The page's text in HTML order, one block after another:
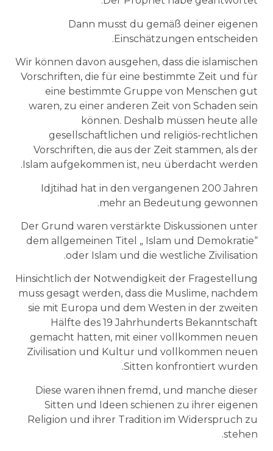
Dann musst du gemäß deiner eigenen
Einschätzungen entscheiden.
Wir können davon ausgehen, dass die islamischen
Vorschriften, die für eine bestimmte Zeit und für
eine bestimmte Gruppe von Menschen gut
waren, zu einer anderen Zeit von Schaden sein
können. Deshalb müssen heute alle
gesellschaftlichen und religiös-rechtlichen
Vorschriften, die aus der Zeit stammen, als der
Islam aufgekommen ist, neu überdacht werden.
Idjtihad hat in den vergangenen 200 Jahren
mehr an Bedeutung gewonnen.
Der Grund waren verstärkte Diskussionen unter
dem allgemeinen Titel „ Islam und Demokratie“
oder Islam und die westliche Zivilisation.
Hinsichtlich der Notwendigkeit der Fragestellung
muss gesagt werden, dass die Muslime, nachdem
sie mit Europa und dem Westen in der zweiten
Hälfte des 19 Jahrhunderts Bekanntschaft
gemacht hatten, mit einer vollkommen neuen
Zivilisation und Kultur und vollkommen neuen
Sitten konfrontiert wurden.
Diese waren ihnen fremd, und manche dieser
Sitten und Ideen schienen zu ihrer eigenen
Religion und ihrer Tradition im Widerspruch zu
stehen.